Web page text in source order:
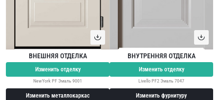
ВНЕШНЯЯ ОТДЕЛКА
Изменить отделку
NewYork PF Эмаль 9001
Изменить металлокаркас
ВНУТРЕННЯЯ ОТДЕЛКА
Изменить отделку
Livello PF2 Эмаль 7047
Изменить фурнитуру